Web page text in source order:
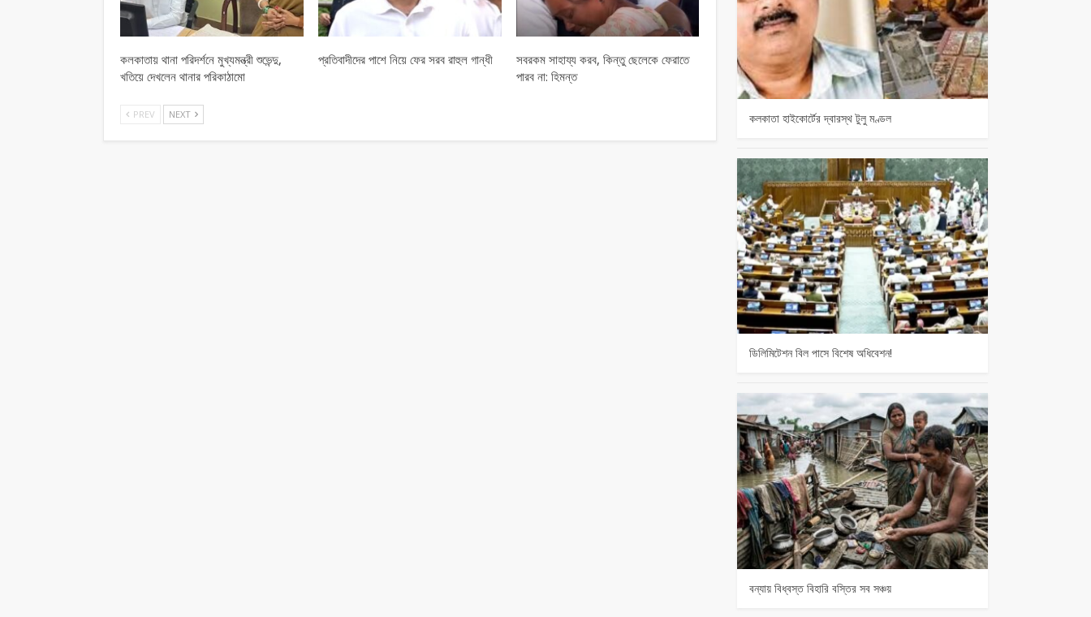
কলকাতায় থানা পরিদর্শনে মুখ্যমন্ত্রী শুভেন্দু,
খতিয়ে দেখলেন থানার পরিকাঠামো
প্রতিবাদীদের পাশে নিয়ে ফের সরব রাহুল গান্ধী
সবরকম সাহায্য করব, কিন্তু ছেলেকে ফেরাতে
পারব না: হিমন্ত
PREV NEXT কলকাতা হাইকোর্টের দ্বারস্থ টুলু মণ্ডল
ডিলিমিটেশন বিল পাসে বিশেষ অধিবেশন!
বন্যায় বিধ্বস্ত বিহারি বস্তির সব সঞ্চয়